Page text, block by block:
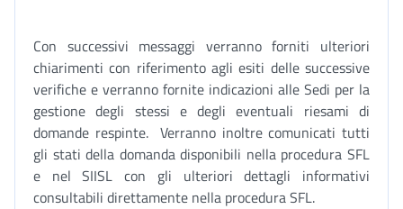
Con successivi messaggi verranno forniti ulteriori
chiarimenti con riferimento agli esiti delle successive
verifiche e verranno fornite indicazioni alle Sedi per la
gestione degli stessi e degli eventuali riesami di
domande respinte. Verranno inoltre comunicati tutti
gli stati della domanda disponibili nella procedura SFL
e nel SIISL con gli ulteriori dettagli informativi
consultabili direttamente nella procedura SFL.